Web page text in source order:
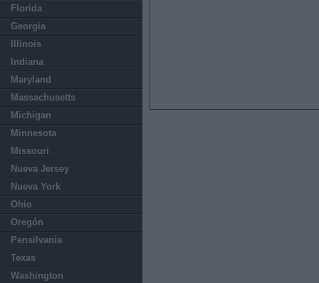
Florida
Georgia
Illinois
Indiana
Maryland
Massachusetts
Michigan
Minnesota
Missouri
Nueva Jersey
Nueva York
Ohio
Oregón
Pensilvania
Texas
Washington